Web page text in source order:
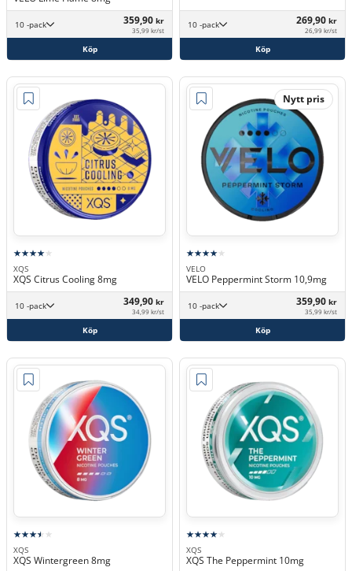
10 -pack 359,90 kr
35,99 kr/st
Köp
10 -pack 269,90 kr
26,99 kr/st
Köp
XQS
XQS Citrus Cooling 8mg
10 -pack 349,90 kr
34,99 kr/st
Köp
Nytt pris
VELO
VELO Peppermint Storm 10,9mg
10 -pack 359,90 kr
35,99 kr/st
Köp
XQS
XQS Wintergreen 8mg
XQS
XQS The Peppermint 10mg